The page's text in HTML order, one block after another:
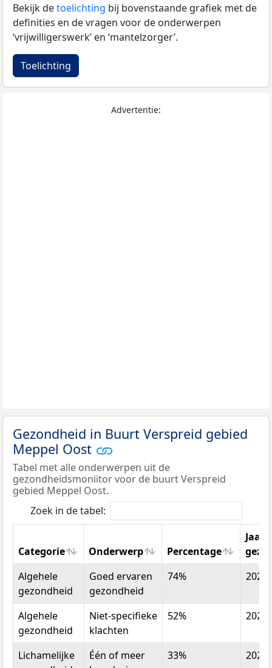
Bekijk detoelichting bij bovenstaande grafiek met de
definities en de vragen voor de onderwerpen
‘vrijwilligerswerk’ en ‘mantelzorger’.
Toelichting
Advertentie:
Gezondheid in Buurt Verspreid gebied
Meppel Oost
Tabel met alle onderwerpen uit de
gezondheidsmoniitor voor de buurt Verspreid
gebied Meppel Oost.
Zoek in de tabel:
Categorie Onderwerp Percentage
Jaar
Categorie
Onderwerp Percentage
Jaar
Algehele
gezondheid
Goed ervaren
gezondheid
74% 2022
Algehele
gezondheid
Niet-specifieke
klachten
52% 2022
Lichamelijke
Één of meer
33% 2022